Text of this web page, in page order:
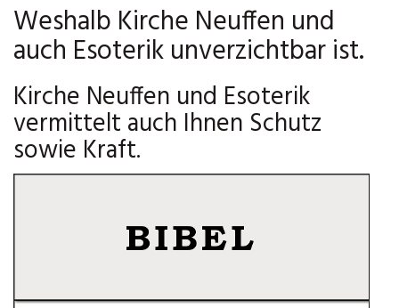
Weshalb Kirche Neuffen und
auch Esoterik unverzichtbar ist.
Kirche Neuffen und Esoterik
vermittelt auch Ihnen Schutz
sowie Kraft.